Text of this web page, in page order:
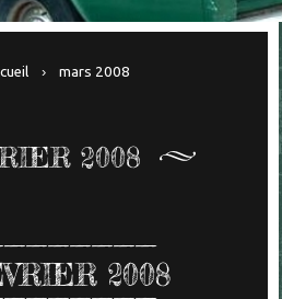
mars 2008
2008
2008